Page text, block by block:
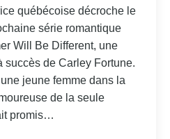
québécoise décroche le
série romantique
Will Be Different, une
succès de Carley Fortune.
jeune femme dans la
de la seule
promis…